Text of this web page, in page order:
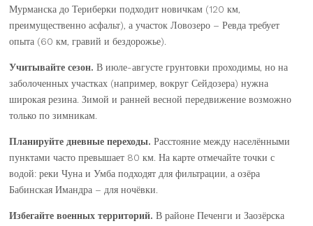
Мурманска до Териберки подходит новичкам (120 км,
преимущественно асфальт), а участок Ловозеро – Ревда требует
опыта (60 км, гравий и бездорожье).
Учитывайте сезон. В июле-августе грунтовки проходимы, но на
заболоченных участках (например, вокруг Сейдозера) нужна
широкая резина. Зимой и ранней весной передвижение возможно
только по зимникам.
Планируйте дневные переходы. Расстояние между населёнными
пунктами часто превышает 80 км. На карте отмечайте точки с
водой: реки Чуна и Умба подходят для фильтрации, а озёра
Бабинская Имандра – для ночёвки.
Избегайте военных территорий. В районе Печенги и Заозёрска